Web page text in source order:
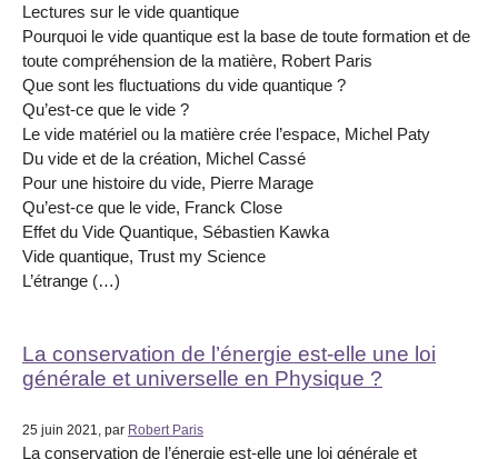
Lectures sur le vide quantique
Pourquoi le vide quantique est la base de toute formation et de
toute compréhension de la matière, Robert Paris
Que sont les fluctuations du vide quantique ?
Qu’est-ce que le vide ?
Le vide matériel ou la matière crée l’espace, Michel Paty
Du vide et de la création, Michel Cassé
Pour une histoire du vide, Pierre Marage
Qu’est-ce que le vide, Franck Close
Effet du Vide Quantique, Sébastien Kawka
Vide quantique, Trust my Science
L’étrange (…)
La conservation de l’énergie est-elle une loi
générale et universelle en Physique ?
25 juin 2021, par Robert Paris
La conservation de l’énergie est-elle une loi générale et